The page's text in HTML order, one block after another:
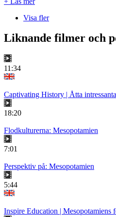
Visa fler
Liknande filmer och
11:34
Captivating History | Åtta
18:20
Flodkulturerna: Mesopotamien
7:01
Perspektiv på: Mesopotamien
5:44
Inspire Education | Mesopotamiens